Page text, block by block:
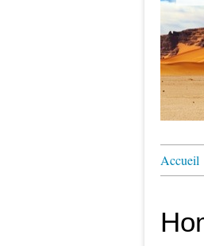
Accueil